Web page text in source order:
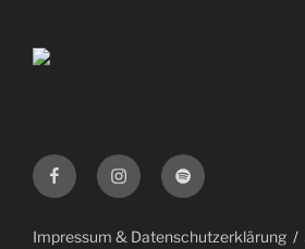
FacebookInstagramSpotify
Impressum & Datenschutzerklärung